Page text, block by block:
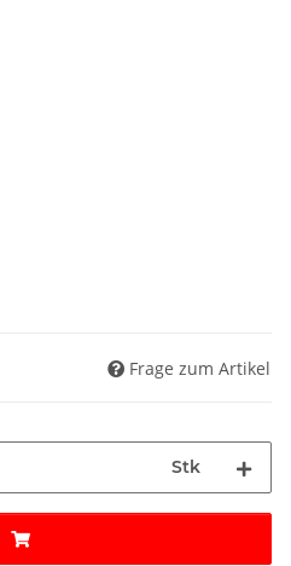
Frage zum Artikel
Stk